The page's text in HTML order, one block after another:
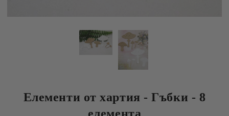
Елементи от хартия - Гъбки - 8